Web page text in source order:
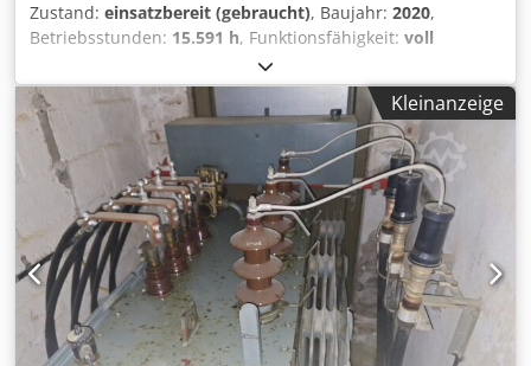
Zustand: einsatzbereit (gebraucht), Baujahr: 2020,
Betriebsstunden: 15.591 h, Funktionsfähigkeit: voll
, Maschinen-/Fahrzeugnummer:
Gesamtgewicht:12.125 kg, Kraftstofftyp:Diesel, 880kVA
Generator Dcsdpfezckwkex Ab Esk
Kleinanzeige